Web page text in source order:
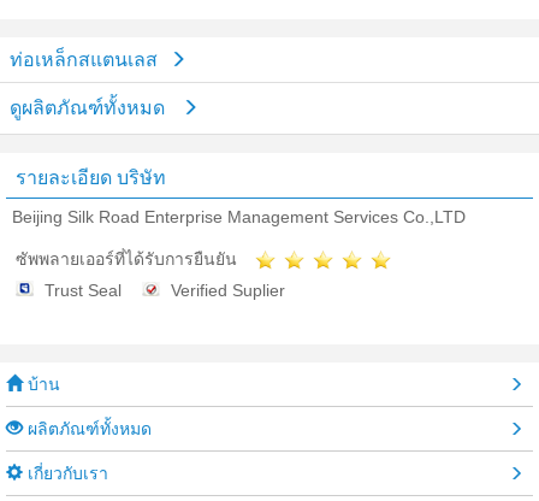
ท่อเหล็กสแตนเลส
ดูผลิตภัณฑ์ทั้งหมด
รายละเอียด บริษัท
Beijing Silk Road Enterprise Management Services Co.,LTD
ซัพพลายเออร์ที่ได้รับการยืนยัน
Trust Seal
Verified Suplier
บ้าน
ผลิตภัณฑ์ทั้งหมด
เกี่ยวกับเรา